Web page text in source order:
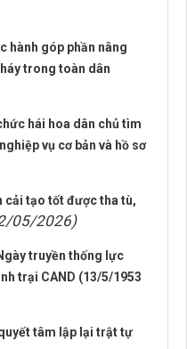
hành góp phần nâng
trong toàn dân
hái hoa dân chủ tìm
vụ cơ bản và hồ sơ
cải tạo tốt được tha tù,
05/2026)
truyền thống lực
trại CAND (13/5/1953
tâm lập lại trật tự